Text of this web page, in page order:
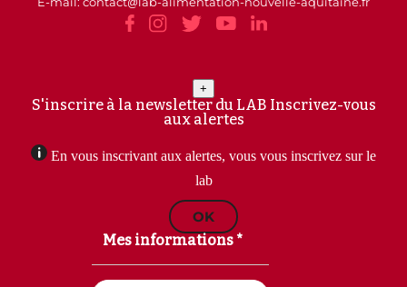
+
S'inscrire à la newsletter du LAB Inscrivez-vous
aux alertes
En vous inscrivant aux alertes, vous vous inscrivez sur le
lab
OK
Mes informations *